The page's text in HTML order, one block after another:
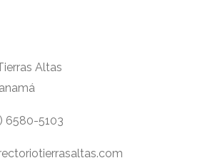
Altas
6580-5103